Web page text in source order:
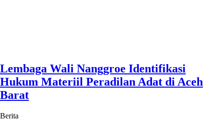
Lembaga Wali Nanggroe Identifikasi
Hukum Materiil Peradilan Adat di Aceh
Barat
Berita